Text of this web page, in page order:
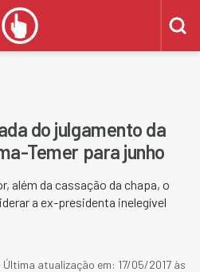
do julgamento da
Temer para junho
além da cassação da chapa, o
a ex-presidenta inelegível
Última atualização em: 17/05/2017 às